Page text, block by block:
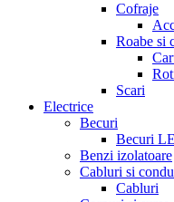
Cofraje
Roabe si
Scari
Electrice
Becuri
Becuri
Benzi izolatoare
Cabluri si
Cabluri